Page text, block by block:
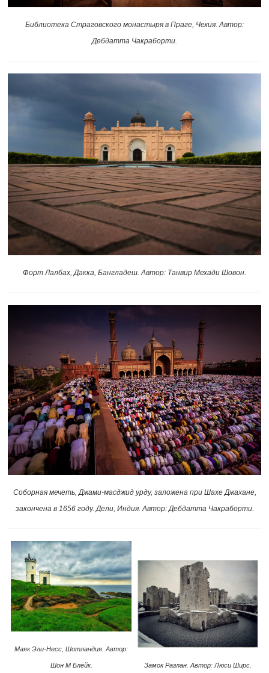
Библиотека Страговского монастыря в Праге, Чехия. Автор:
Дебдатта Чакраборти.
Форт Лалбах, Дакка, Бангладеш. Автор: Танвир Мехади Шовон.
Соборная мечеть, Джами-масджид урду, заложена при Шахе Джахане,
закончена в 1656 году. Дели, Индия. Автор: Дебдатта Чакраборти.
Маяк Эли-Несс, Шотландия. Автор:
Шон М Блейк. Замок Раглан. Автор: Люси Ширс.